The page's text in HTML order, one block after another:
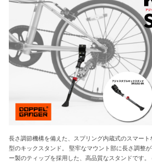
長さ調節機構を備えた、スプリング内蔵式のスマー
型のキックスタンド。 堅牢なマウント部に長さ調整
ー製のティップを採用した、高品質なスタンドです